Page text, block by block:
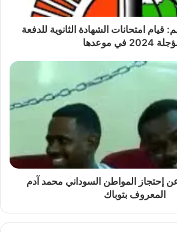
قيام امتحانات الشهادة الثانوية للدفعة
في موعدها
إحتجاز المواطن السوداني محمد آدم
المعروف بتوباك